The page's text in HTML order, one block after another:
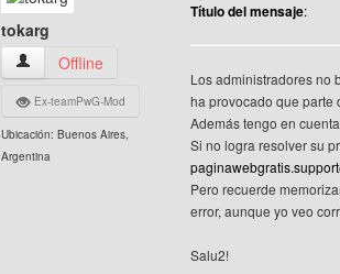
tokarg
tokarg Ver perfil del usuario
Offline
Ex-teamPwG-Mod
Ubicación: Buenos Aires,
Argentina
Título del mensaje:
Los administradores no
ha provocado que parte
Además tengo en
Si no logra resolver su
Pero recuerde
error, aunque yo veo
Salu2!